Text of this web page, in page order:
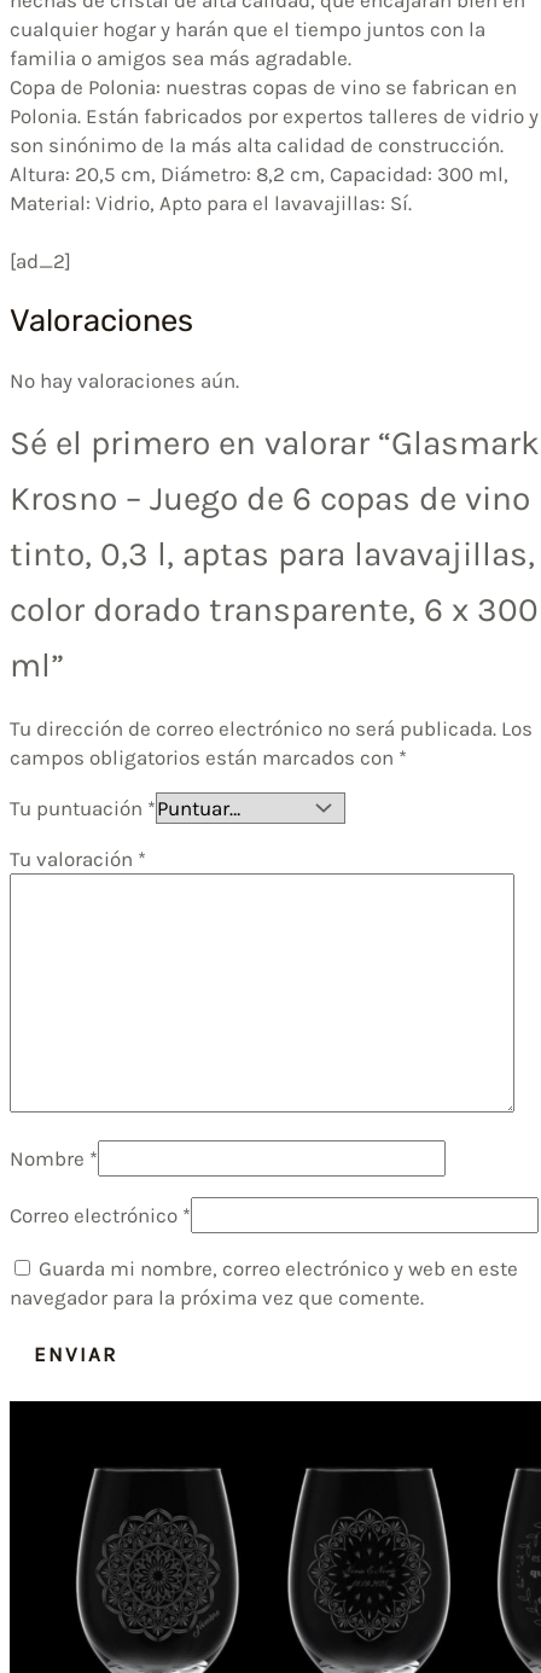
cualquier hogar y harán que el tiempo juntos con la
familia o amigos sea más agradable.
Copa de Polonia: nuestras copas de vino se fabrican en
Polonia. Están fabricados por expertos talleres de vidrio y
son sinónimo de la más alta calidad de construcción.
Altura: 20,5 cm, Diámetro: 8,2 cm, Capacidad: 300 ml,
Material: Vidrio, Apto para el lavavajillas: Sí.
[ad_2]
Valoraciones
No hay valoraciones aún.
Sé el primero en valorar “Glasmark
Krosno – Juego de 6 copas de vino
tinto, 0,3 l, aptas para lavavajillas,
color dorado transparente, 6 x 300
ml”
Tu dirección de correo electrónico no será publicada. Los
campos obligatorios están marcados con *
Tu puntuación *
Tu valoración *
Nombre *
Correo electrónico *
Guarda mi nombre, correo electrónico y web en este
navegador para la próxima vez que comente.